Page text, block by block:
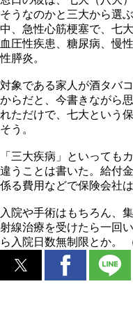
そうなのかと三大から選
中、急性心筋梗塞で、七
血圧性疾患、糖尿病、慢
性膵炎。
対象である家人が酒タバ
からだと、今書きながら
れただけで、七大という
そう。
「三大疾病」といっても
違うことは書いた。給付
係る費用などで保険会社
入院や手術はもちろん、
射線治療を受けたら一回
ら入院日数無制限とか。 （